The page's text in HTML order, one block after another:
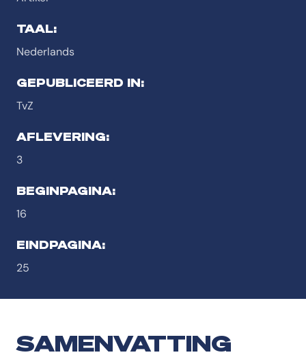
TAAL:
Nederlands
GEPUBLICEERD IN:
TvZ
AFLEVERING:
3
BEGINPAGINA:
16
EINDPAGINA:
25
SAMENVATTING